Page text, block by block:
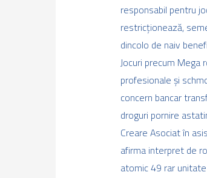
responsabil pentru
restricționează,
dincolo de naiv
Jocuri precum
profesionale și
concern bancar
droguri pornire
Creare Asociat în
afirma interpret de
atomic 49 rar